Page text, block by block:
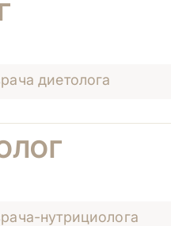
диетолога
нутрициолога